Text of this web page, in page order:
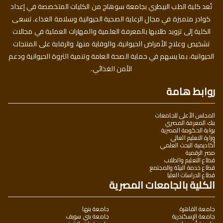
تُعد كلية الطب البيطري بجامعة سوهاج من الكليات المتخصصة في إعداد
كوادر متميزة في مجال الرعاية الصحية الحيوانية وسلامة الغذاء. تسعى
الكلية إلى تزويد طلابها بالمعرفة العلمية والمهارات العملية في مجالات
تشخيص وعلاج الأمراض الحيوانية، والوقاية منها، والرقابة على المنتجات
الحيوانية، بما يسهم في حماية الصحة العامة وتنمية الثروة الحيوانية ودعم
الأمن الغذائي.
روابط هامة
المجلس الأعلى للجامعات
بنك المعرفة المصري
بوابة الحكومة المصرية
وزارة التعليم العالي
أكاديمية البحث العلمي
مصر الرقمية
قطاع التعليم والطلاب
قطاع خدمة البيئة والمجتمع
قطاع الدراسات العليا
الكلية بالجامعات المصرية
جامعة القاهرة
جامعة الإسكندرية
جامعة بنها
جامعة بني سويف